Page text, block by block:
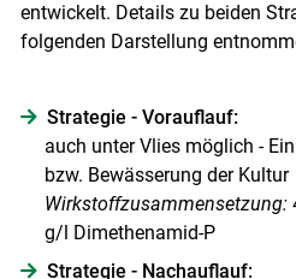
entwickelt. Details zu beiden
folgenden Darstellung
Strategie - Vorauflauf:
auch unter Vlies möglich -
bzw. Bewässerung der Kultur
Wirkstoffzusammensetzung:
g/l Dimethenamid-P
Strategie - Nachauflauf: